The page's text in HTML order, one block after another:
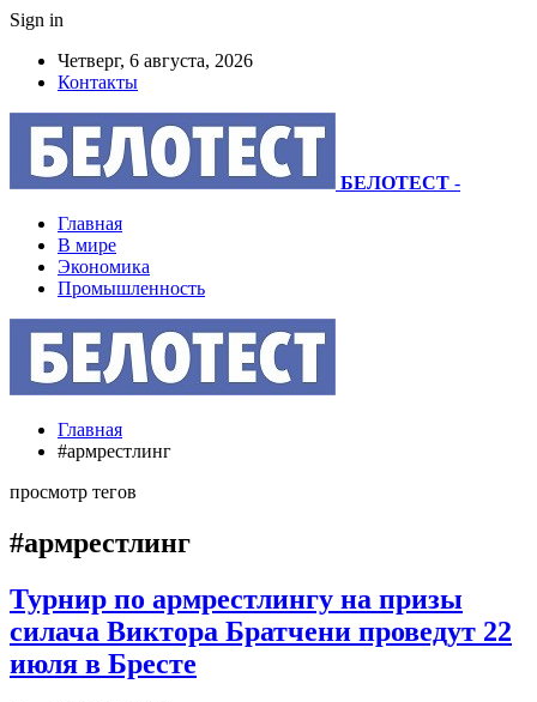
Sign in
Четверг, 6 августа, 2026
Контакты
БЕЛОТЕСТ -
Главная
В мире
Экономика
Промышленность
Главная
#армрестлинг
просмотр тегов
#армрестлинг
Турнир по армрестлингу на призы
силача Виктора Братчени проведут 22
июля в Бресте